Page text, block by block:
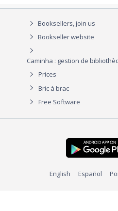
Booksellers, join us
Bookseller website
Caminha : gestion de
Prices
Bric à brac
Free Software
English Español